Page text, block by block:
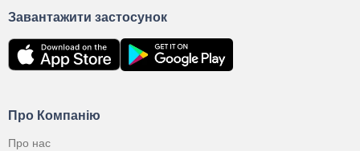
Про Компанію
Про нас
Завантажити застосунок